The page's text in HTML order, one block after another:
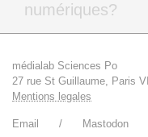
numériques?
médialab Sciences Po
27 rue St Guillaume, Paris VII
Mentions legales
Email Mastodon